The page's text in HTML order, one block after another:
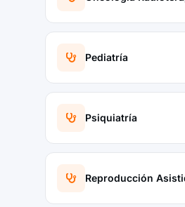
Pediatría
Psiquiatría
Reproducción